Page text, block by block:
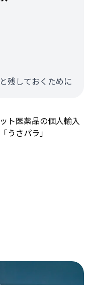
残しておくために